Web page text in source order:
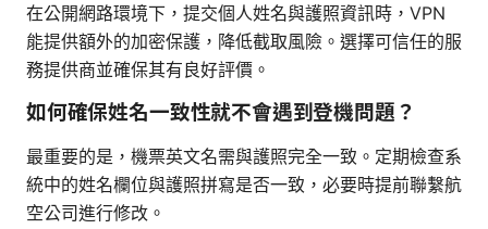
在公開網路環境下，提交個人姓名與護照資訊時，VPN
能提供額外的加密保護，降低截取風險。選擇可信任的服
務提供商並確保其有良好評價。
如何確保姓名一致性就不會遇到登機問題？
最重要的是，機票英文名需與護照完全一致。定期檢查系
統中的姓名欄位與護照拼寫是否一致，必要時提前聯繫航
空公司進行修改。